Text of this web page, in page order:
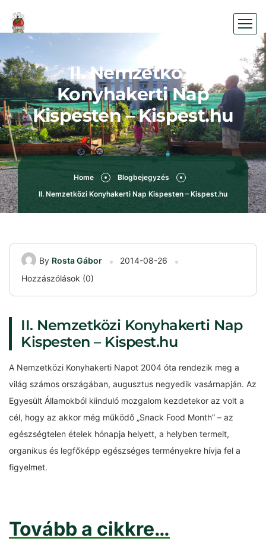
II. Nemzetközi
Konyhakerti Nap
Kispesten – Kispest.hu
Home
Blogbejegyzés
II. Nemzetközi Konyhakerti Nap Kispesten – Kispest.hu
By Rosta Gábor
2014-08-26
Hozzászólások (0)
II. Nemzetközi Konyhakerti Nap
Kispesten – Kispest.hu
A Nemzetközi Konyhakerti Napot 2004 óta rendezik meg a
világ számos országában, augusztus negyedik vasárnapján. Az
Egyesült Államokból kiinduló mozgalom kezdetekor az volt a
cél, hogy az akkor még működő „Snack Food Month” – az
egészségtelen ételek hónapja helyett, a helyben termelt,
organikus és legfőképp egészséges terményekre hívja fel a
figyelmet.
Tovább a cikkre…